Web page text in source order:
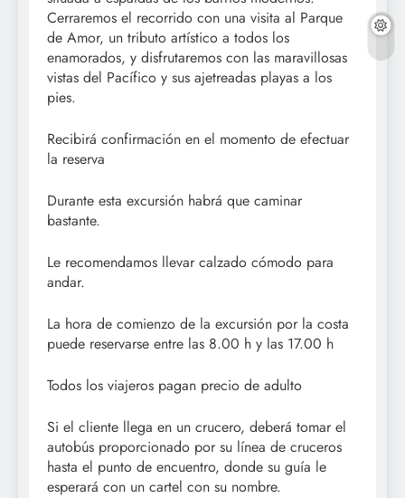
Cerraremos el recorrido con una visita al Parque
de Amor, un tributo artístico a todos los
enamorados, y disfrutaremos con las maravillosas
vistas del Pacífico y sus ajetreadas playas a los
pies.
Recibirá confirmación en el momento de efectuar
la reserva
Durante esta excursión habrá que caminar
bastante.
Le recomendamos llevar calzado cómodo para
andar.
La hora de comienzo de la excursión por la costa
puede reservarse entre las 8.00 h y las 17.00 h
Todos los viajeros pagan precio de adulto
Si el cliente llega en un crucero, deberá tomar el
autobús proporcionado por su línea de cruceros
hasta el punto de encuentro, donde su guía le
esperará con un cartel con su nombre.